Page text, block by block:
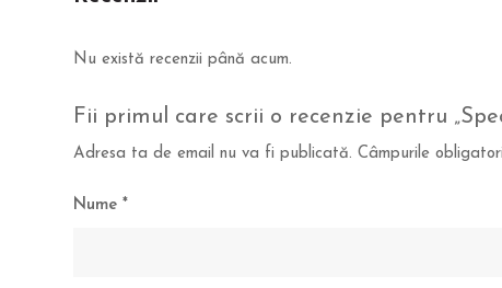
Nu există recenzii până acum.
Fii primul care scrii o recenzie pentru
Adresa ta de email nu va fi publicată. Câmpurile
Nume *